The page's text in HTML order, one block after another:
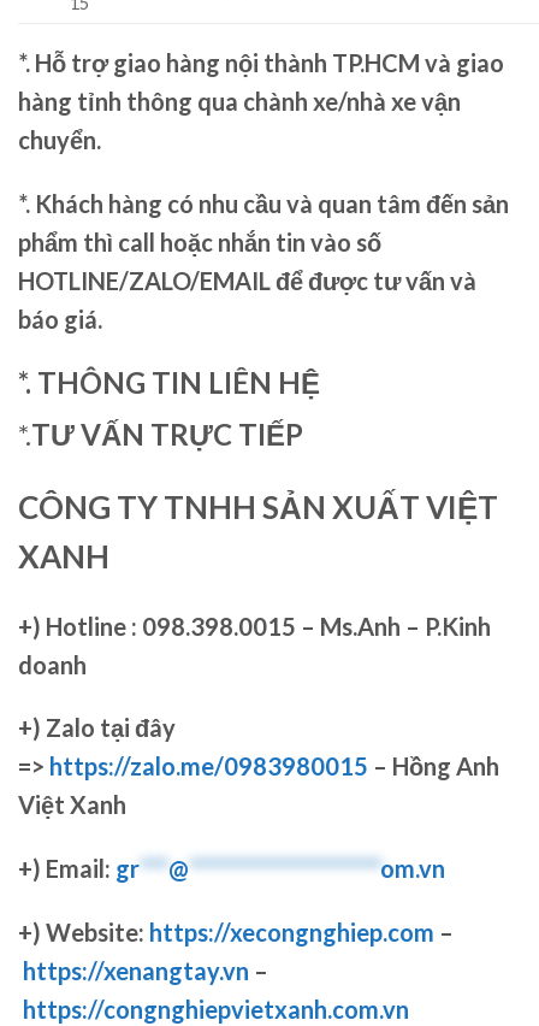
*. Hỗ trợ giao hàng nội thành TP.HCM và giao
hàng tỉnh thông qua chành xe/nhà xe vận
chuyển.
*. Khách hàng có nhu cầu và quan tâm đến sản
phẩm thì call hoặc nhắn tin vào số
HOTLINE/ZALO/EMAIL để được tư vấn và
báo giá.
*. THÔNG TIN LIÊN HỆ
*.TƯ VẤN TRỰC TIẾP
CÔNG TY TNHH SẢN XUẤT VIỆT
XANH
+) Hotline : 098.398.0015 – Ms.Anh – P.Kinh
doanh
+) Zalo tại đây
=> https://zalo.me/0983980015 – Hồng Anh
Việt Xanh
+) Email: gr***@********************om.vn
+) Website: https://xecongnghiep.com –
https://xenangtay.vn –
https://congnghiepvietxanh.com.vn